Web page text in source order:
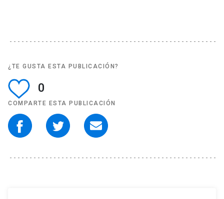
¿TE GUSTA ESTA PUBLICACIÓN?
0
COMPARTE ESTA PUBLICACIÓN